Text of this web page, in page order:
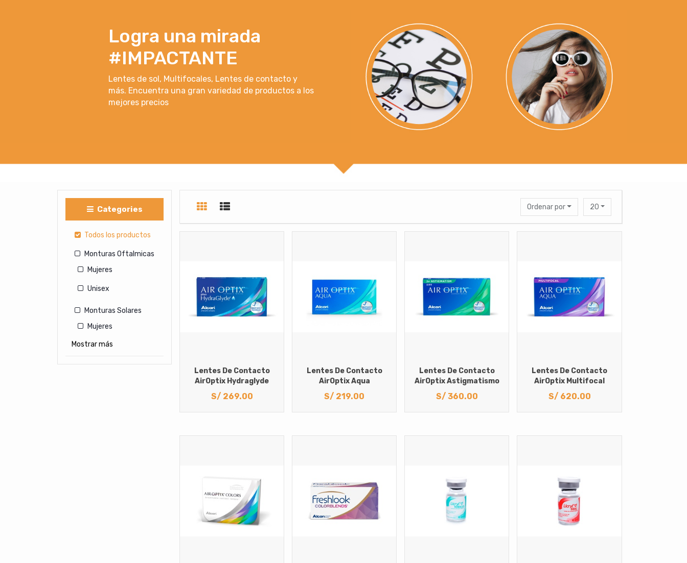
Logra una mirada
#IMPACTANTE
Lentes de sol, Multifocales, Lentes de contacto y
más. Encuentra una gran variedad de productos a los
mejores precios
Categories
Todos los productos
Monturas Oftalmicas
Mujeres
Unisex
Monturas Solares
Mujeres
Hombres
Unisex
Mostrar más
Ordenar por 20
Lentes De Contacto
AirOptix Hydraglyde
S/ 269.00
Lentes De Contacto
AirOptix Aqua
S/ 219.00
Lentes De Contacto
AirOptix Astigmatismo
S/ 360.00
Lentes De Contacto
AirOptix Multifocal
S/ 620.00